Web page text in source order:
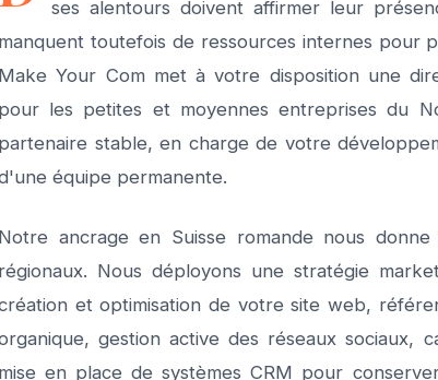
ses alentours doivent affirmer leur
manquent toutefois de ressources internes pour
Make Your Com met à votre disposition une
pour les petites et moyennes entreprises du
partenaire stable, en charge de votre
équipe permanente.
Notre ancrage en Suisse romande nous
régionaux. Nous déployons une stratégie
et optimisation de votre site web,
gestion active des réseaux sociaux,
mise en place de systèmes CRM pour